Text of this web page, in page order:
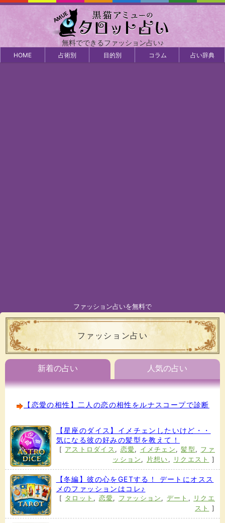
無料でできるファッション占い♪
HOME 占術別 目的別 コラム 占い辞典
ファッション占いを無料で
ファッション占い
新着の占い 人気の占い
【恋愛の相性】二人の恋の相性をルナスコープで診断
【星座のダイス】イメチェンしたいけど・・
気になる彼の好みの髪型を教えて！
[ アストロダイス , 恋愛, イメチェン ,髪型 , ファ
ッション , 片想い , リクエスト ]
【冬編】彼の心をGETする！ デートにオスス
メのファッションはコレ♪
[ タロット , 恋愛, ファッション , デート ,
リクエ
スト
]